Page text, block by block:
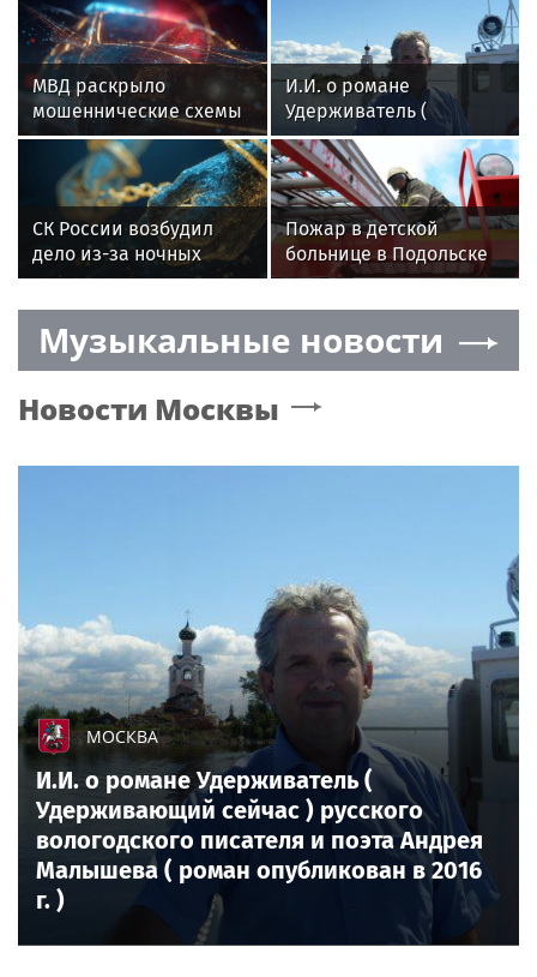
МВД раскрыло
мошеннические схемы
с ЖКХ через
мессенджеры
И.И. о романе
Удерживатель (
Удерживающий сейчас
) русского вологодского
писателя и поэта
Андрея Малышева (
роман опубликован в
2016 г. )
СК России возбудил
дело из-за ночных
гонок подростков в
Пожар в детской
больнице в Подольске
потушили
Музыкальные новости
Новости Москвы
МОСКВА
И.И. о романе Удерживатель (
Удерживающий сейчас ) русского
вологодского писателя и поэта Андрея
Малышева ( роман опубликован в 2016
г. )